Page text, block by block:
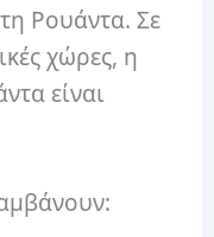
Ρουάντα.Σε
χώρες, η
είναι